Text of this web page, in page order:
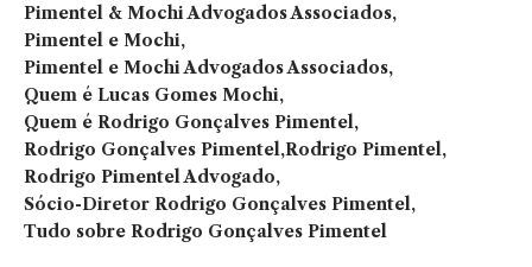
Pimentel & Mochi Advogados Associados
Pimentel e Mochi
Pimentel e Mochi Advogados Associados
Quem é Lucas Gomes Mochi
Quem é Rodrigo Gonçalves Pimentel
Rodrigo Gonçalves Pimentel Rodrigo Pimentel
Rodrigo Pimentel Advogado
Sócio-Diretor Rodrigo Gonçalves Pimentel
Tudo sobre Rodrigo Gonçalves Pimentel